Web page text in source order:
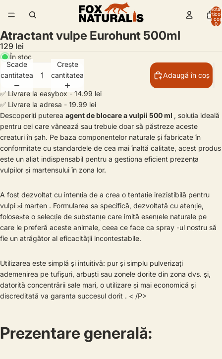
Total
în
0
Atractant vulpe Eurohunt 500ml
129 lei
În stoc
Scade
cantitatea
Crește
cantitatea
Adaugă în coș
✅ Livrare la easybox - 14.99 lei
✅ Livrare la adresa - 19.99 lei
Descoperiți puterea agent de blocare a vulpii 500 ml , soluția ideală
pentru cei care vânează sau trebuie doar să păstreze aceste
creaturi în șah. Pe baza componentelor naturale și fabricate în
conformitate cu standardele de cea mai înaltă calitate, acest produs
este un aliat indispensabil pentru a gestiona eficient prezența
vulpilor și martensului în zona lor.
A fost dezvoltat cu intenția de a crea o tentație irezistibilă pentru
vulpi și marten . Formularea sa specifică, dezvoltată cu atenție,
folosește o selecție de substanțe care imită esențele naturale pe
care le preferă aceste animale, ceea ce face ca spray -ul nostru să
fie un atrăgător al eficacității incontestabile.
Utilizarea este simplă și intuitivă: pur și simplu pulverizați
ademenirea pe tufișuri, arbuști sau zonele dorite din zona dvs. și,
datorită concentrării sale mari, o utilizare și mai economică și
discreditată va garanta succesul dorit . < /P>
Prezentare generală: